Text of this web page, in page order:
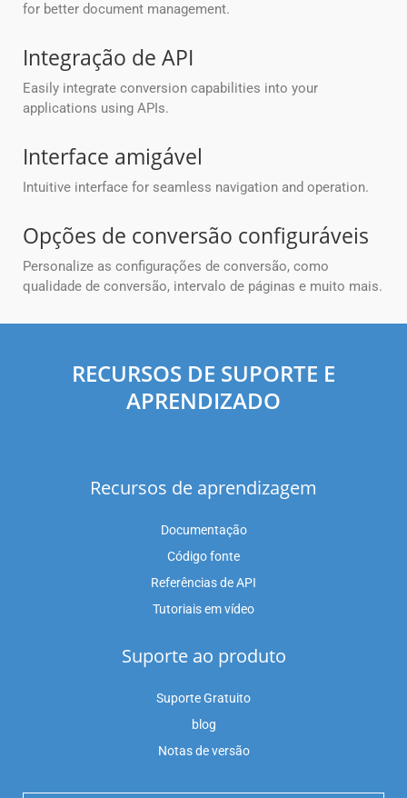
for better document management.
Integração de API
Easily integrate conversion capabilities into your
applications using APIs.
Interface amigável
Intuitive interface for seamless navigation and operation.
Opções de conversão configuráveis
Personalize as configurações de conversão, como
qualidade de conversão, intervalo de páginas e muito mais.
RECURSOS DE SUPORTE E
APRENDIZADO
Recursos de aprendizagem
Documentação
Código fonte
Referências de API
Tutoriais em vídeo
Suporte ao produto
Suporte Gratuito
blog
Notas de versão